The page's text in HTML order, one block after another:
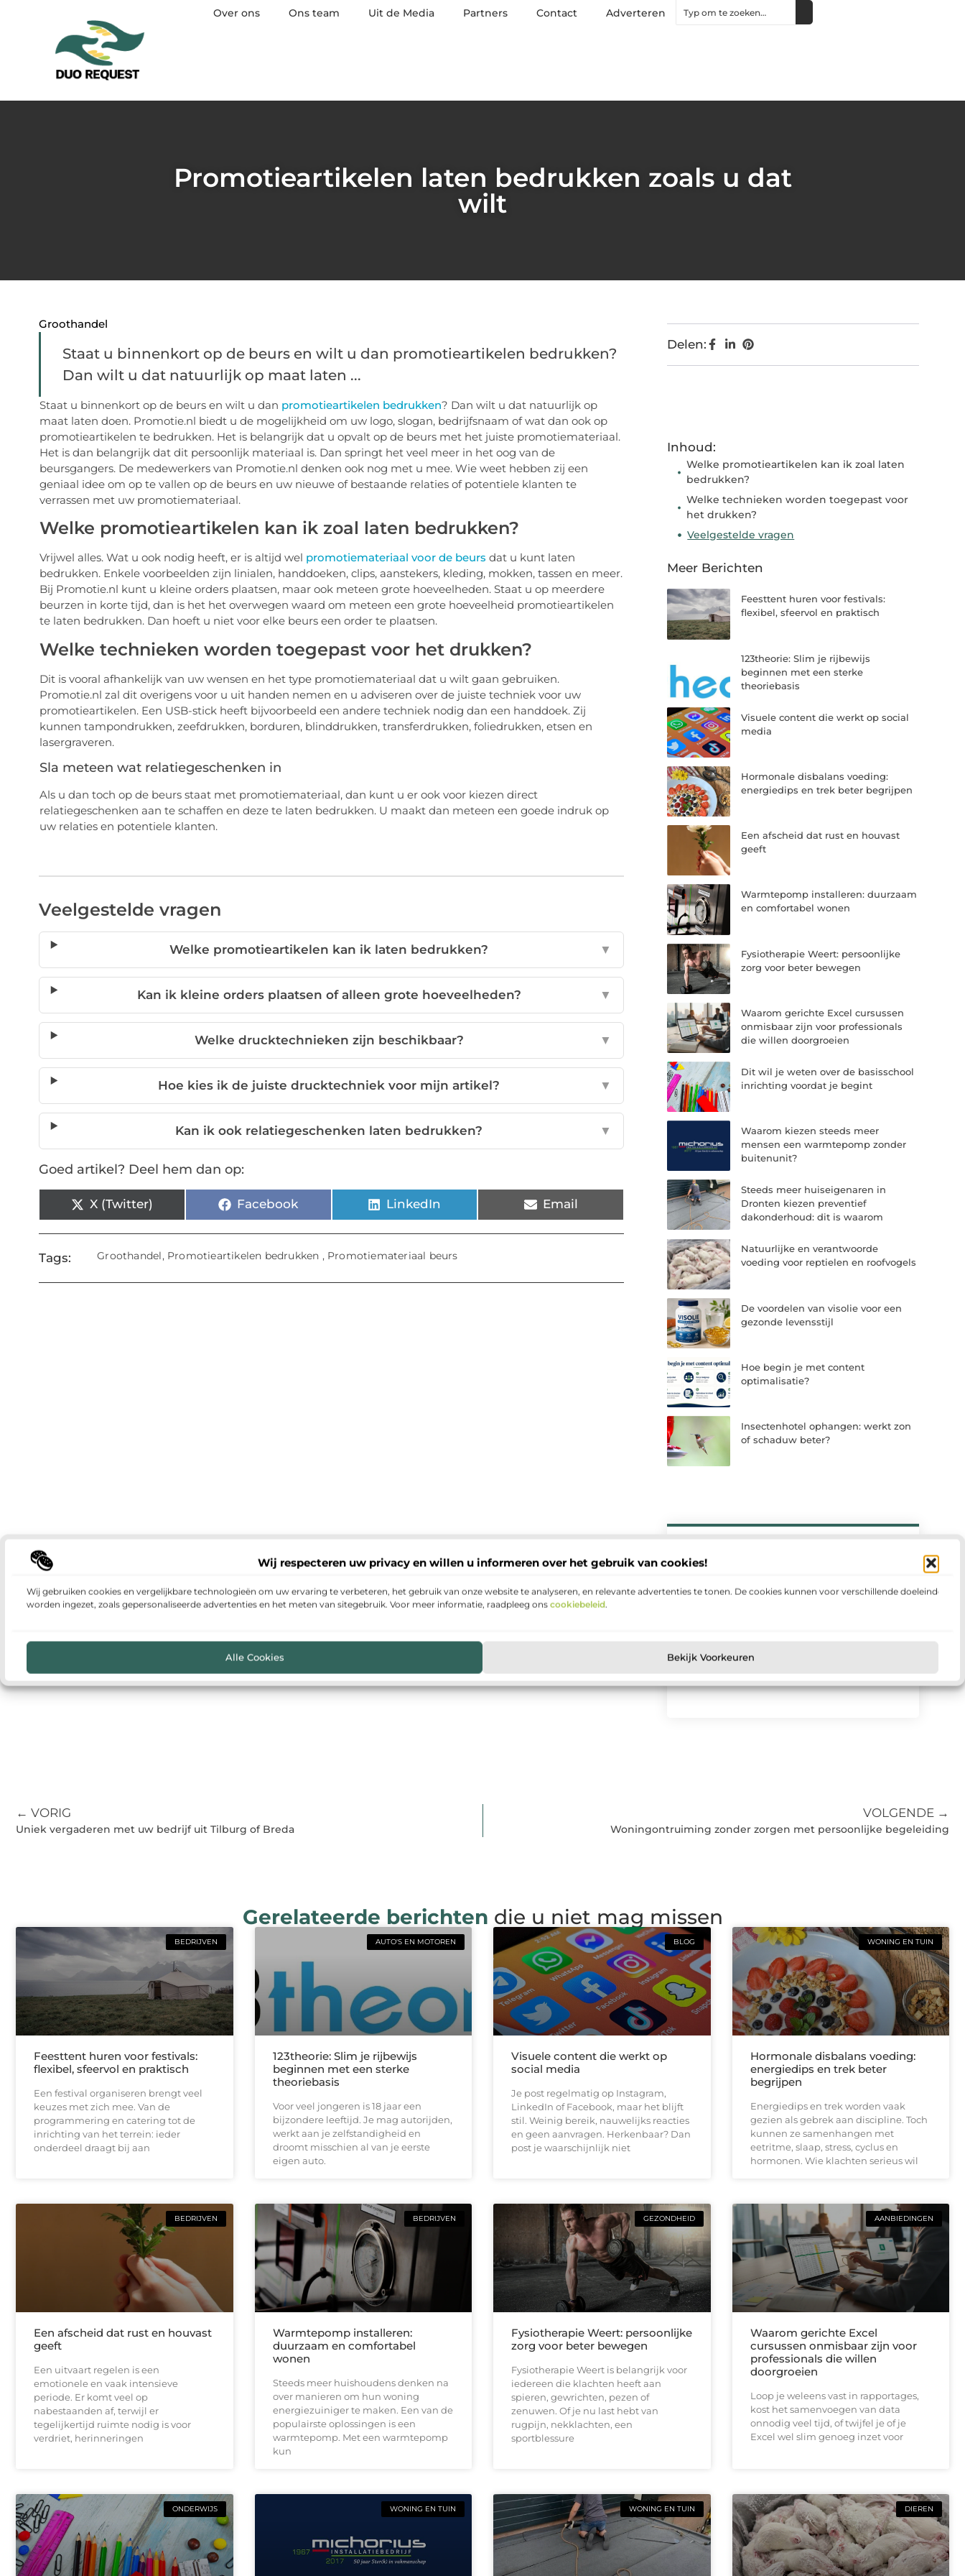
Wij respecteren uw privacy en willen u informeren over het gebruik van cookies!
Wij gebruiken cookies en vergelijkbare technologieën om uw ervaring te verbeteren, het gebruik van onze website te analyseren, en relevante advertenties te tonen. De cookies kunnen voor verschillende doeleinden
worden ingezet, zoals gepersonaliseerde advertenties en het meten van sitegebruik. Voor meer informatie, raadpleeg ons cookiebeleid.
Alle Cookies Bekijk Voorkeuren
Over ons Ons team Uit de Media Partners Contact Adverteren
Promotieartikelen laten bedrukken zoals u dat
wilt
Groothandel
Staat u binnenkort op de beurs en wilt u dan promotieartikelen bedrukken?
Dan wilt u dat natuurlijk op maat laten ...
Staat u binnenkort op de beurs en wilt u dan promotieartikelen bedrukken? Dan wilt u dat natuurlijk op
maat laten doen. Promotie.nl biedt u de mogelijkheid om uw logo, slogan, bedrijfsnaam of wat dan ook op
promotieartikelen te bedrukken. Het is belangrijk dat u opvalt op de beurs met het juiste promotiemateriaal.
Het is dan belangrijk dat dit persoonlijk materiaal is. Dan springt het veel meer in het oog van de
beursgangers. De medewerkers van Promotie.nl denken ook nog met u mee. Wie weet hebben zij een
geniaal idee om op te vallen op de beurs en uw nieuwe of bestaande relaties of potentiele klanten te
verrassen met uw promotiemateriaal.
Welke promotieartikelen kan ik zoal laten bedrukken?
Vrijwel alles. Wat u ook nodig heeft, er is altijd wel promotiemateriaal voor de beurs dat u kunt laten
bedrukken. Enkele voorbeelden zijn linialen, handdoeken, clips, aanstekers, kleding, mokken, tassen en meer.
Bij Promotie.nl kunt u kleine orders plaatsen, maar ook meteen grote hoeveelheden. Staat u op meerdere
beurzen in korte tijd, dan is het het overwegen waard om meteen een grote hoeveelheid promotieartikelen
te laten bedrukken. Dan hoeft u niet voor elke beurs een order te plaatsen.
Welke technieken worden toegepast voor het drukken?
Dit is vooral afhankelijk van uw wensen en het type promotiemateriaal dat u wilt gaan gebruiken.
Promotie.nl zal dit overigens voor u uit handen nemen en u adviseren over de juiste techniek voor uw
promotieartikelen. Een USB-stick heeft bijvoorbeeld een andere techniek nodig dan een handdoek. Zij
kunnen tampondrukken, zeefdrukken, borduren, blinddrukken, transferdrukken, foliedrukken, etsen en
lasergraveren.
Sla meteen wat relatiegeschenken in
Als u dan toch op de beurs staat met promotiemateriaal, dan kunt u er ook voor kiezen direct
relatiegeschenken aan te schaffen en deze te laten bedrukken. U maakt dan meteen een goede indruk op
uw relaties en potentiele klanten.
Veelgestelde vragen
Welke promotieartikelen kan ik laten bedrukken? ▼
Kan ik kleine orders plaatsen of alleen grote hoeveelheden? ▼
Welke drucktechnieken zijn beschikbaar? ▼
Hoe kies ik de juiste drucktechniek voor mijn artikel? ▼
Kan ik ook relatiegeschenken laten bedrukken? ▼
Goed artikel? Deel hem dan op:
X (Twitter) Facebook LinkedIn Email
Tags: Groothandel, Promotieartikelen bedrukken , Promotiemateriaal beurs
Delen:
Inhoud:
Welke promotieartikelen kan ik zoal laten
bedrukken?
Welke technieken worden toegepast voor
het drukken?
Veelgestelde vragen
Meer Berichten
Feesttent huren voor festivals:
flexibel, sfeervol en praktisch
123theorie: Slim je rijbewijs
beginnen met een sterke
theoriebasis
Visuele content die werkt op social
media
Hormonale disbalans voeding:
energiedips en trek beter begrijpen
Een afscheid dat rust en houvast
geeft
Warmtepomp installeren: duurzaam
en comfortabel wonen
Fysiotherapie Weert: persoonlijke
zorg voor beter bewegen
Waarom gerichte Excel cursussen
onmisbaar zijn voor professionals
die willen doorgroeien
Dit wil je weten over de basisschool
inrichting voordat je begint
Waarom kiezen steeds meer
mensen een warmtepomp zonder
buitenunit?
Steeds meer huiseigenaren in
Dronten kiezen preventief
dakonderhoud: dit is waarom
Natuurlijke en verantwoorde
voeding voor reptielen en roofvogels
De voordelen van visolie voor een
gezonde levensstijl
Hoe begin je met content
optimalisatie?
Insectenhotel ophangen: werkt zon
of schaduw beter?
Meld u vandaag aan en sluit u
Meld je vandaag nog aan en deel jouw
← VORIG
Uniek vergaderen met uw bedrijf uit Tilburg of Breda
VOLGENDE →
Woningontruiming zonder zorgen met persoonlijke begeleiding
Gerelateerde berichten die u niet mag missen
BEDRIJVEN
Feesttent huren voor festivals:
flexibel, sfeervol en praktisch
Een festival organiseren brengt veel
keuzes met zich mee. Van de
programmering en catering tot de
inrichting van het terrein: ieder
onderdeel draagt bij aan
AUTO'S EN MOTOREN
123theorie: Slim je rijbewijs
beginnen met een sterke
theoriebasis
Voor veel jongeren is 18 jaar een
bijzondere leeftijd. Je mag autorijden,
werkt aan je zelfstandigheid en
droomt misschien al van je eerste
eigen auto.
BLOG
Visuele content die werkt op
social media
Je post regelmatig op Instagram,
LinkedIn of Facebook, maar het blijft
stil. Weinig bereik, nauwelijks reacties
en geen aanvragen. Herkenbaar? Dan
post je waarschijnlijk niet
WONING EN TUIN
Hormonale disbalans voeding:
energiedips en trek beter
begrijpen
Energiedips en trek worden vaak
gezien als gebrek aan discipline. Toch
kunnen ze samenhangen met
eetritme, slaap, stress, cyclus en
hormonen. Wie klachten serieus wil
BEDRIJVEN
Een afscheid dat rust en houvast
geeft
Een uitvaart regelen is een
emotionele en vaak intensieve
periode. Er komt veel op
nabestaanden af, terwijl er
tegelijkertijd ruimte nodig is voor
verdriet, herinneringen
BEDRIJVEN
Warmtepomp installeren:
duurzaam en comfortabel
wonen
Steeds meer huishoudens denken na
over manieren om hun woning
energiezuiniger te maken. Een van de
populairste oplossingen is een
warmtepomp. Met een warmtepomp
kun
GEZONDHEID
Fysiotherapie Weert: persoonlijke
zorg voor beter bewegen
Fysiotherapie Weert is belangrijk voor
iedereen die klachten heeft aan
spieren, gewrichten, pezen of
zenuwen. Of je nu last hebt van
rugpijn, nekklachten, een
sportblessure
AANBIEDINGEN
Waarom gerichte Excel
cursussen onmisbaar zijn voor
professionals die willen
doorgroeien
Loop je weleens vast in rapportages,
kost het samenvoegen van data
onnodig veel tijd, of twijfel je of je
Excel wel slim genoeg inzet voor
ONDERWIJS WONING EN TUIN WONING EN TUIN DIEREN